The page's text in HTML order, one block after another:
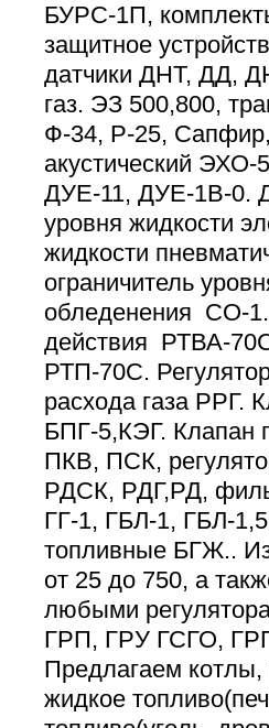
БУРС-1П,
защитное
датчики ДНТ, ДД,
газ. ЭЗ 500,800,
Ф-34, Р-25,
акустический
ДУЕ-11, ДУЕ-1В-0.
уровня жидкости
жидкости
ограничитель
обледенения СО-1.
действия РТВА-
РТП-70С.
расхода газа РРГ.
БПГ-5,КЭГ. Клапан
ПКВ, ПСК,
РДСК, РДГ,РД,
ГГ-1, ГБЛ-1, ГБЛ-
топливные БГЖ..
от 25 до 750, а
любыми
ГРП, ГРУ ГСГО,
Предлагаем котлы,
жидкое